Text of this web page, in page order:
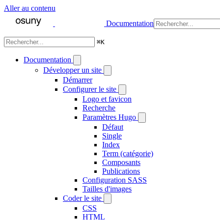
Aller au contenu
Documentation
⌘K
Documentation
Développer un site
Démarrer
Configurer le site
Logo et favicon
Recherche
Paramètres Hugo
Défaut
Single
Index
Term (catégorie)
Composants
Publications
Configuration SASS
Tailles d'images
Coder le site
CSS
HTML